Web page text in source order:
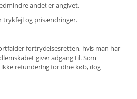
andet er angivet.
trykfejl og prisændringer.
fortrydelsesretten, hvis man har
giver adgang til. Som
refundering for dine køb, dog